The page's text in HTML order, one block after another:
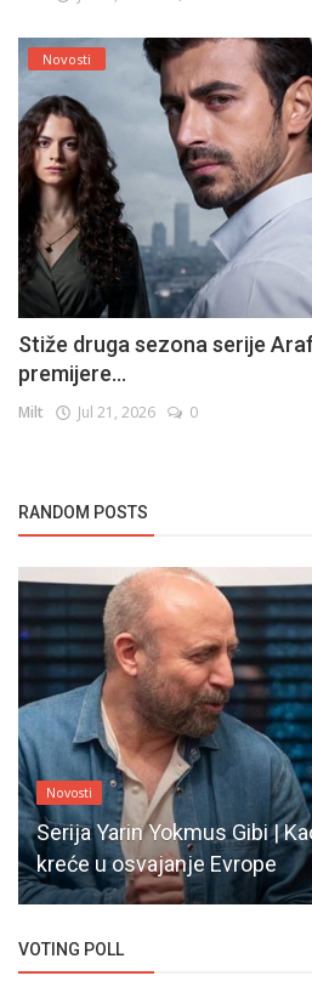
Novosti
Stiže druga sezona serije
premijere...
Milt Jul 21, 2026 0
RANDOM POSTS
Novosti
Serija Yarin Yokmus Gibi |
kreće u osvajanje Evrope
VOTING POLL